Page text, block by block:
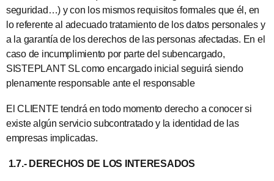
seguridad…) y con los mismos requisitos formales que él, en
lo referente al adecuado tratamiento de los datos personales y
a la garantía de los derechos de las personas afectadas. En el
caso de incumplimiento por parte del subencargado,
SISTEPLANT SL como encargado inicial seguirá siendo
plenamente responsable ante el responsable
El CLIENTE tendrá en todo momento derecho a conocer si
existe algún servicio subcontratado y la identidad de las
empresas implicadas.
1.7.- DERECHOS DE LOS INTERESADOS